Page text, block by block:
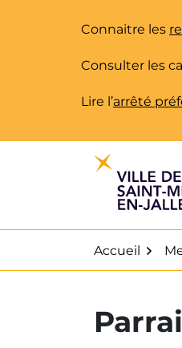
Connaitre les
Consulter les
Lire l’arrêté
Accueil